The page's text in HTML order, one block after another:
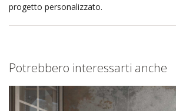
progetto personalizzato.
Potrebbero interessarti anche